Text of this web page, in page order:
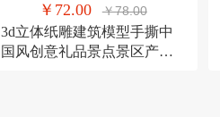
￥72.00 ￥78.00
3d立体纸雕建筑模型手撕中
国风创意礼品景点景区产品